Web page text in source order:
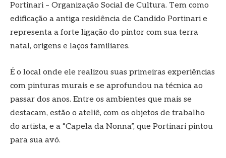
Portinari – Organização Social de Cultura. Tem como
edificação a antiga residência de Candido Portinari e
representa a forte ligação do pintor com sua terra
natal, origens e laços familiares.
É o local onde ele realizou suas primeiras experiências
com pinturas murais e se aprofundou na técnica ao
passar dos anos. Entre os ambientes que mais se
destacam, estão o ateliê, com os objetos de trabalho
do artista, e a “Capela da Nonna”, que Portinari pintou
para sua avó.